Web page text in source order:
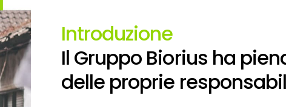
Introduzione
Il Gruppo Biorius ha
delle proprie